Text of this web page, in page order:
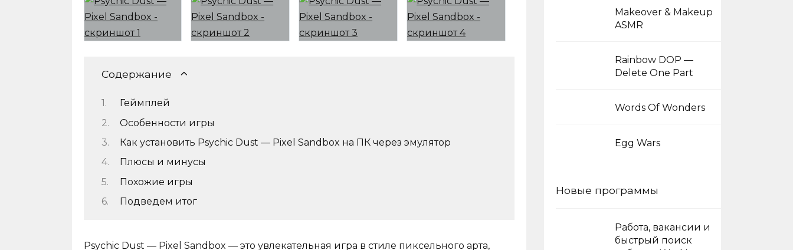
Содержание
Геймплей
Особенности игры
Как установить Psychic Dust — Pixel Sandbox на ПК через эмулятор
Плюсы и минусы
Похожие игры
Подведем итог
Psychic Dust — Pixel Sandbox — это увлекательная игра в стиле пиксельного арта,
Makeover & Makeup
ASMR
Rainbow DOP —
Delete One Part
Words Of Wonders
Egg Wars
Новые программы
Работа, вакансии и
быстрый поиск